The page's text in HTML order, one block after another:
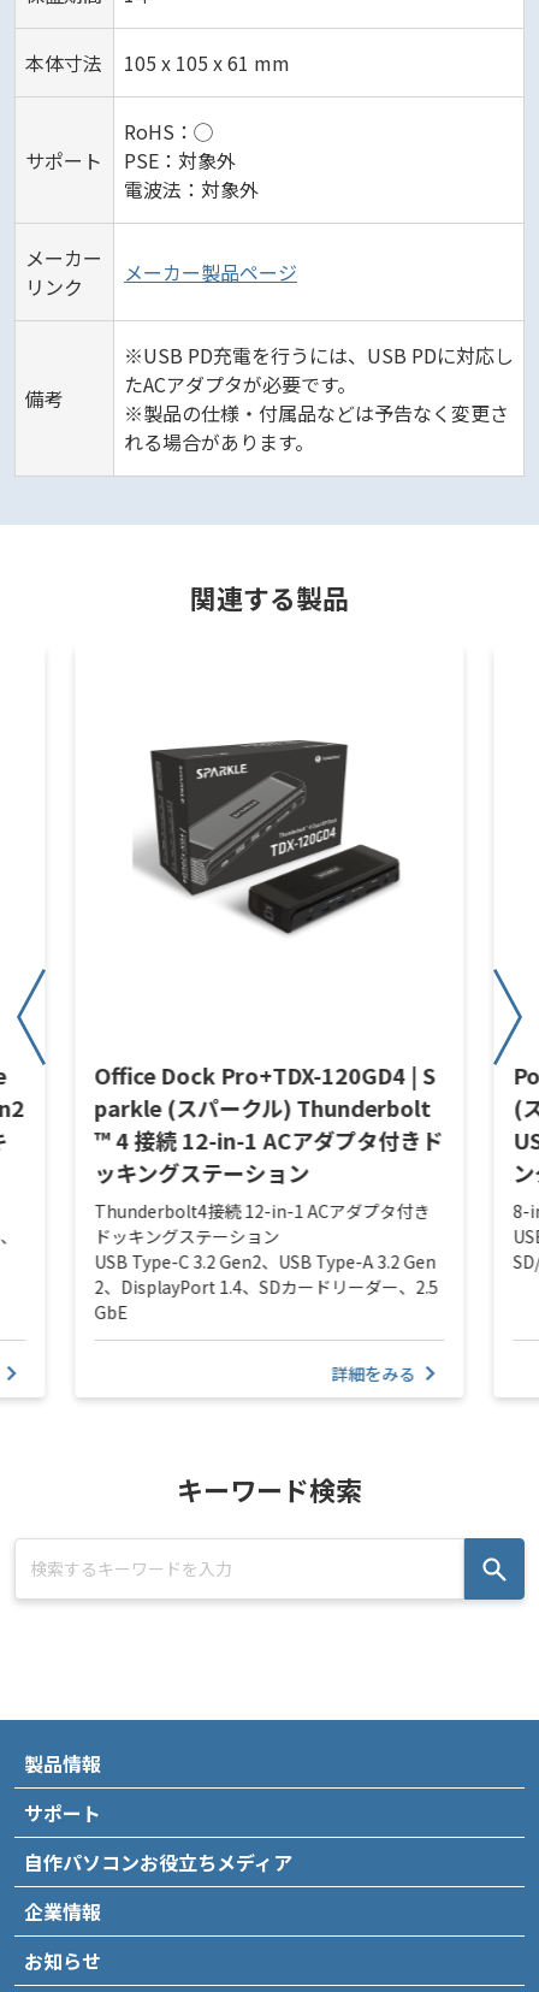
本体寸法 105 x 105 x 61 mm
サポート
RoHS：◯
PSE：対象外
電波法：対象外
メーカー
リンク
メーカー製品ページ
備考
※USB PD充電を行うには、USB PDに対応し
たACアダプタが必要です。
※製品の仕様・付属品などは予告なく変更さ
れる場合があります。
関連する製品
Office Dock Pro+TDX-120GD4 | S
parkle (スパークル) Thunderbolt
™ 4 接続 12-in-1 ACアダプタ付きド
ッキングステーション
Thunderbolt4接続 12-in-1 ACアダプタ付き
ドッキングステーション
USB Type-C 3.2 Gen2、USB Type-A 3.2 Gen
2、DisplayPort 1.4、SDカードリーダー、2.5
GbE
詳細をみる
(
8-
キーワード検索
製品情報
サポート
自作パソコンお役立ちメディア
企業情報
お知らせ